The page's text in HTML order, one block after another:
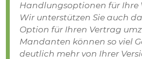
Handlungsoptionen für Ihre
Wir unterstützen Sie auch
Option für Ihren Vertrag
Mandanten können so viel
deutlich mehr von Ihrer